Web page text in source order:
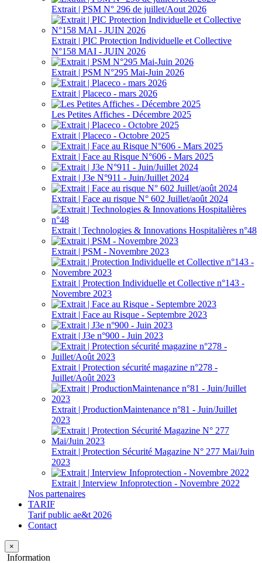
Extrait | PSM N° 296 de juillet/Aout 2026
Extrait | PIC Protection Individuelle et Collective
N°158 MAI - JUIN 2026
Extrait | PSM N°295 Mai-Juin 2026
Extrait | Placeco - mars 2026
Les Petites Affiches - Décembre 2025
Extrait | Placeco - Octobre 2025
Extrait | Face au Risque N°606 - Mars 2025
Extrait | J3e N°911 - Juin/Juillet 2024
Extrait | Face au risque N° 602 Juillet/août 2024
Extrait | Technologies & Innovations Hospitalières n°48
Extrait | PSM - Novembre 2023
Extrait | Protection Individuelle et Collective n°143 -
Novembre 2023
Extrait | Face au Risque - Septembre 2023
Extrait | J3e n°900 - Juin 2023
Extrait | Protection sécurité magazine n°278 -
Juillet/Août 2023
Extrait | ProductionMaintenance n°81 - Juin/Juillet
2023
Extrait | Protection Sécurité Magazine N° 277 Mai/Juin
2023
Extrait | Interview Infoprotection - Novembre 2022
Nos partenaires
TARIF
Tarif public ae&t 2026
Contact
×
Information